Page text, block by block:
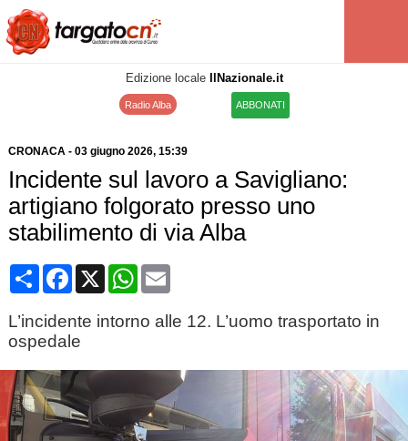
Edizione locale IlNazionale.it
Radio Alba ABBONATI
CRONACA- 03 giugno 2026, 15:39
Incidente sul lavoro a Savigliano:
artigiano folgorato presso uno
stabilimento di via Alba
CondividiFacebook
X WhatsApp
Email
L’incidente intorno alle 12. L’uomo trasportato in
ospedale